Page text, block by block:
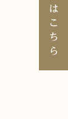
は
こ
ち
ら